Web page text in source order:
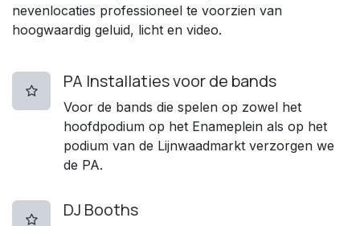
nevenlocaties professioneel te voorzien van
hoogwaardig geluid, licht en video.
PA Installaties voor de bands
Voor de bands die spelen op zowel het
hoofdpodium op het Enameplein als op het
podium van de Lijnwaadmarkt verzorgen we
de PA.
DJ Booths